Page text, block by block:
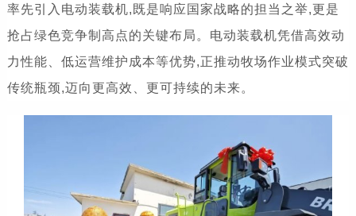
率先引入电动装载机,既是响应国家战略的担当之举,更是
抢占绿色竞争制高点的关键布局。电动装载机凭借高效动
力性能、低运营维护成本等优势,正推动牧场作业模式突破
传统瓶颈,迈向更高效、更可持续的未来。